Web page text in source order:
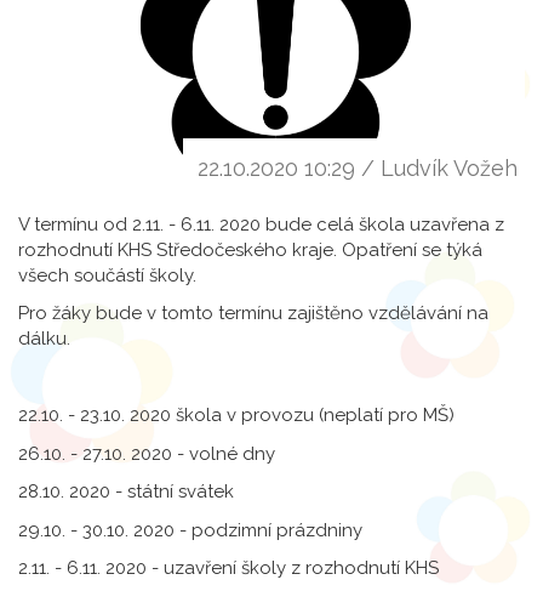
22.10.2020 10:29 / Ludvík Vožeh
V termínu od 2.11. - 6.11. 2020 bude celá škola uzavřena z
rozhodnutí KHS Středočeského kraje. Opatření se týká
všech součástí školy.
Pro žáky bude v tomto termínu zajištěno vzdělávání na
dálku.
22.10. - 23.10. 2020 škola v provozu (neplatí pro MŠ)
26.10. - 27.10. 2020 - volné dny
28.10. 2020 - státní svátek
29.10. - 30.10. 2020 - podzimní prázdniny
2.11. - 6.11. 2020 - uzavření školy z rozhodnutí KHS